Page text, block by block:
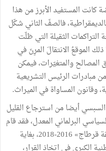
كانت المستفيد الأبرز من هذا
فالصفّ الثاني شكّل
الثقيلة التي ظلّت
الموقعُ الانتقالَ المرِنَ في
المصالح والمتغيّرات، فيمكن
مبادرات الرئيس التشريعية
وقانون المساواة في الميراث.
أيضا من استرجاع القليل
البرلماني المعدل، فقد قام
بتوسيع صلاحياته الرئاسية في «وثيقة قرطاج» 2016-2018، بغاية